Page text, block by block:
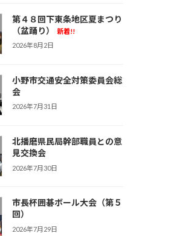
第４８回下東条地区夏まつり
（盆踊り）
新着!!
2026年8月2日
小野市交通安全対策委員会総
会
2026年7月31日
北播磨県民局幹部職員との意
見交換会
2026年7月30日
市長杯囲碁ボール大会（第５
回）
2026年7月29日